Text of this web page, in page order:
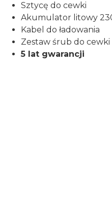
Sztycę do cewki
Akumulator litowy
Kabel do ładowania
Zestaw śrub do cewki
5 lat gwarancji